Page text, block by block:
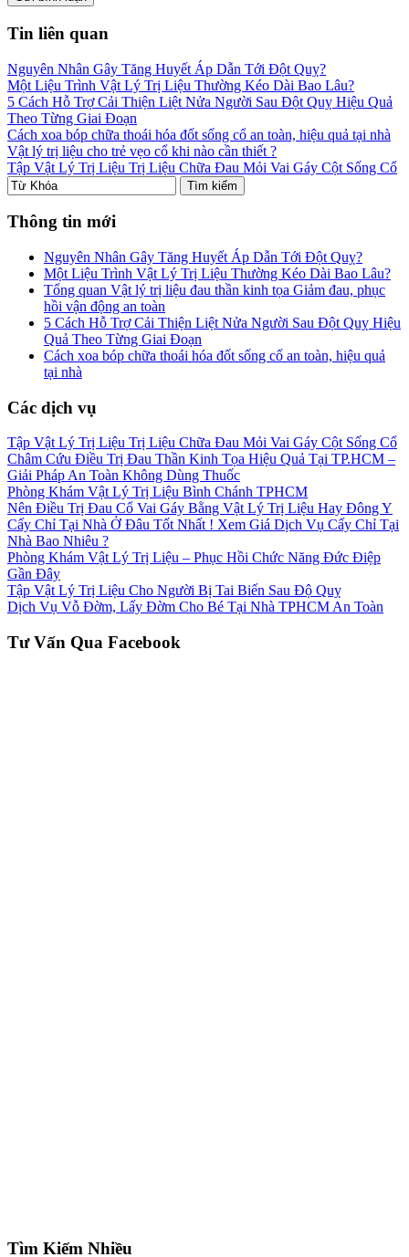
Tin liên quan
Nguyên Nhân Gây Tăng Huyết Áp Dẫn Tới Đột Quỵ?
Một Liệu Trình Vật Lý Trị Liệu Thường Kéo Dài Bao Lâu?
5 Cách Hỗ Trợ Cải Thiện Liệt Nửa Người Sau Đột Quỵ Hiệu Quả
Theo Từng Giai Đoạn
Cách xoa bóp chữa thoái hóa đốt sống cổ an toàn, hiệu quả tại nhà
Vật lý trị liệu cho trẻ vẹo cổ khi nào cần thiết ?
Tập Vật Lý Trị Liệu Trị Liệu Chữa Đau Mỏi Vai Gáy Cột Sống Cổ
Thông tin mới
Nguyên Nhân Gây Tăng Huyết Áp Dẫn Tới Đột Quỵ?
Một Liệu Trình Vật Lý Trị Liệu Thường Kéo Dài Bao Lâu?
Tổng quan Vật lý trị liệu đau thần kinh tọa Giảm đau, phục
hồi vận động an toàn
5 Cách Hỗ Trợ Cải Thiện Liệt Nửa Người Sau Đột Quỵ Hiệu
Quả Theo Từng Giai Đoạn
Cách xoa bóp chữa thoái hóa đốt sống cổ an toàn, hiệu quả
tại nhà
Các dịch vụ
Tập Vật Lý Trị Liệu Trị Liệu Chữa Đau Mỏi Vai Gáy Cột Sống Cổ
Châm Cứu Điều Trị Đau Thần Kinh Tọa Hiệu Quả Tại TP.HCM –
Giải Pháp An Toàn Không Dùng Thuốc
Phòng Khám Vật Lý Trị Liệu Bình Chánh TPHCM
Nên Điều Trị Đau Cổ Vai Gáy Bằng Vật Lý Trị Liệu Hay Đông Y
Cấy Chỉ Tại Nhà Ở Đâu Tốt Nhất ! Xem Giá Dịch Vụ Cấy Chỉ Tại
Nhà Bao Nhiêu ?
Phòng Khám Vật Lý Trị Liệu – Phục Hồi Chức Năng Đức Điệp
Gần Đây
Tập Vật Lý Trị Liệu Cho Người Bị Tai Biến Sau Độ Quỵ
Dịch Vụ Vỗ Đờm, Lấy Đờm Cho Bé Tại Nhà TPHCM An Toàn
Tư Vấn Qua Facebook
Tìm Kiếm Nhiều